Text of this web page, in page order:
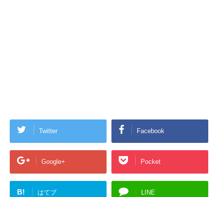
Twitter Facebook
Google+ Pocket
B! はてブ LINE